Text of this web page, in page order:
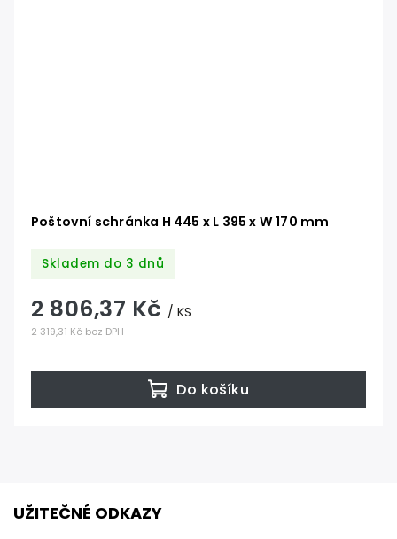
Poštovní schránka H 445 x L 395 x W 170 mm
Skladem do 3 dnů
2 319,31 Kč bez DPH
2 806,37 Kč / KS
Do košíku
UŽITEČNÉ ODKAZY